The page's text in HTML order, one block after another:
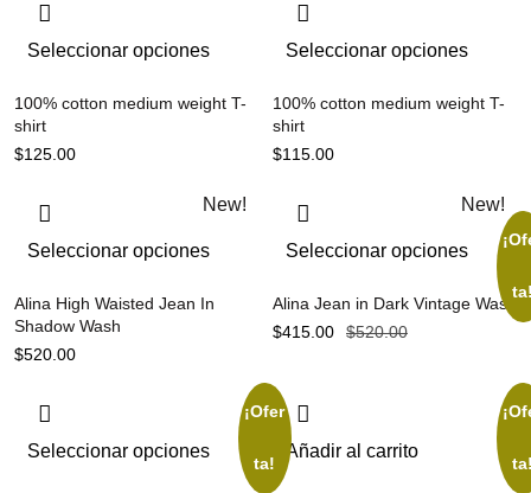
Seleccionar opciones
100% cotton medium weight T-
shirt
$125.00
Seleccionar opciones
100% cotton medium weight T-
shirt
$115.00
New!
Seleccionar opciones
Alina High Waisted Jean In
Shadow Wash
$520.00
New!
Seleccionar opciones
Alina Jean in Dark Vintage Wash
$520.00
$415.00
¡Ofer
ta!
Seleccionar opciones Añadir al carrito